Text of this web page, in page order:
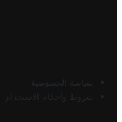
سياسة الخصوصية
شروط وأحكام الاستخدام